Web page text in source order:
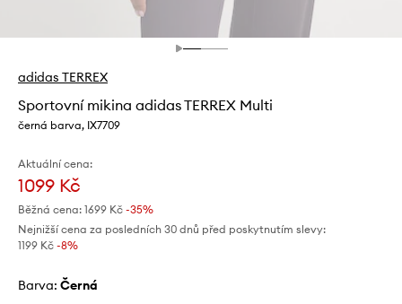
adidas TERREX
Sportovní mikina adidas TERREX Multi
černá barva, IX7709
Aktuální cena:
1099 Kč
Běžná cena: 1699 Kč -35%
Nejnižší cena za posledních 30 dnů před poskytnutím slevy:
1199 Kč -8%
Barva: černá